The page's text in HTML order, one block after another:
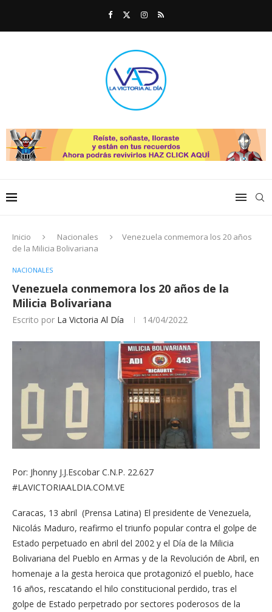
Inicio Nacionales
Venezuela conmemora los 20 años
de la Milicia Bolivariana
NACIONALES
Venezuela conmemora los 20 años de la
Milicia Bolivariana
Escrito por La Victoria Al Día 14/04/2022
Por: Jhonny J.J.Escobar C.N.P. 22.627
#LAVICTORIAALDIA.COM.VE
Caracas, 13 abril (Prensa Latina) El presidente de Venezuela,
Nicolás Maduro, reafirmo el triunfo popular contra el golpe de
Estado perpetuado en abril del 2002 y el Día de la Milicia
Bolivariana del Pueblo en Armas y de la Revolución de Abril, en
homenaje a la gesta heroica que protagonizó el pueblo, hace
16 años, rescatando el hilo constitucional perdido, tras el
golpe de Estado perpetrado por sectores poderosos de la